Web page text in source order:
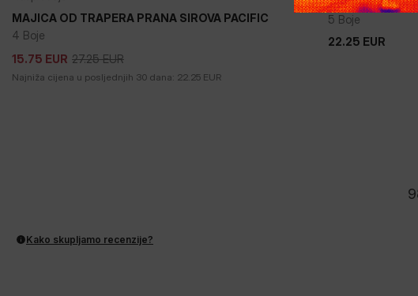
MAJICA OD TRAPERA PRANA SIROVA PACIFIC
4 Boje
15.75 EUR 27.25 EUR
Najniža cijena u posljednjih 30 dana: 22.25 EUR
5 Boje
22.25 EUR
22.25 EUR
Kako skupljamo recenzije?